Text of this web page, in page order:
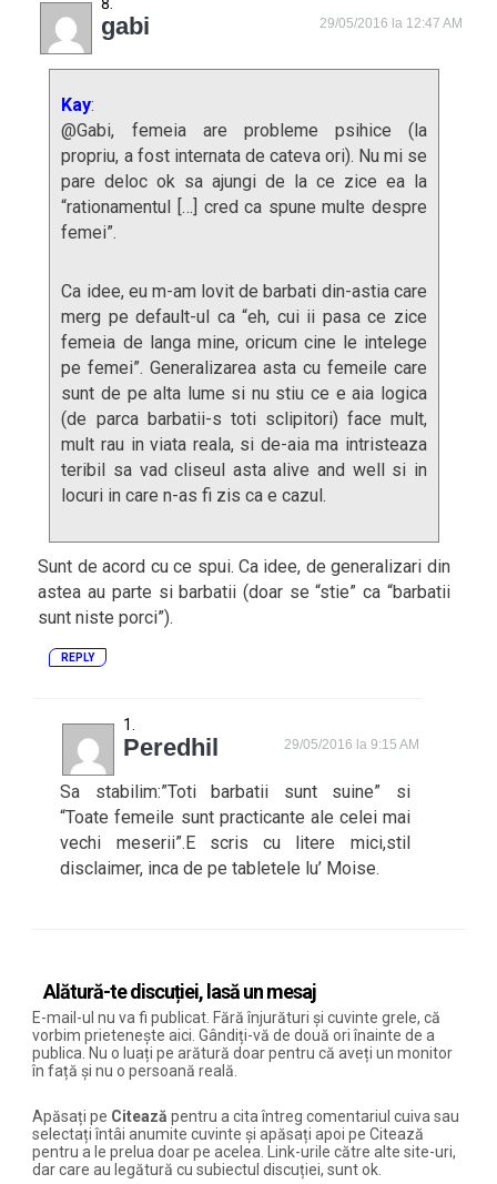
gabi 29/05/2016 la 12:47 AM
Kay:
@Gabi, femeia are probleme psihice (la
propriu, a fost internata de cateva ori). Nu mi se
pare deloc ok sa ajungi de la ce zice ea la
“rationamentul […] cred ca spune multe despre
femei”.
Ca idee, eu m-am lovit de barbati din-astia care
merg pe default-ul ca “eh, cui ii pasa ce zice
femeia de langa mine, oricum cine le intelege
pe femei”. Generalizarea asta cu femeile care
sunt de pe alta lume si nu stiu ce e aia logica
(de parca barbatii-s toti sclipitori) face mult,
mult rau in viata reala, si de-aia ma intristeaza
teribil sa vad cliseul asta alive and well si in
locuri in care n-as fi zis ca e cazul.
Sunt de acord cu ce spui. Ca idee, de generalizari din
astea au parte si barbatii (doar se “stie” ca “barbatii
sunt niste porci”).
REPLY
Peredhil 29/05/2016 la 9:15 AM
Sa stabilim:”Toti barbatii sunt suine” si
“Toate femeile sunt practicante ale celei mai
vechi meserii”.E scris cu litere mici,stil
disclaimer, inca de pe tabletele lu’ Moise.
Alătură-te discuției, lasă un mesaj
E-mail-ul nu va fi publicat. Fără înjurături și cuvinte grele, că
vorbim prietenește aici. Gândiți-vă de două ori înainte de a
publica. Nu o luați pe arătură doar pentru că aveți un monitor
în față și nu o persoană reală.
Apăsați pe Citează pentru a cita întreg comentariul cuiva sau
selectați întâi anumite cuvinte și apăsați apoi pe Citează
pentru a le prelua doar pe acelea. Link-urile către alte site-uri,
dar care au legătură cu subiectul discuției, sunt ok.